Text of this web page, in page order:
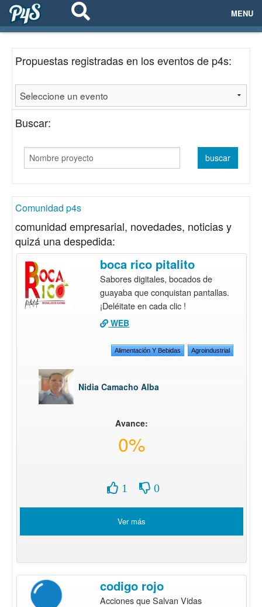
MENU
EVENTOS
EMPRESAS
PROYECTOS
NETWORKING
Propuestas registradas en los eventos de p4s:
Buscar:
Comunidad p4s
comunidad empresarial, novedades, noticias y
quizá una despedida:
boca rico pitalito
Sabores digitales, bocados de
guayaba que conquistan pantallas.
¡Deléitate en cada clic !
WEB
Alimentación Y Bebidas Agroindustrial
Nidia Camacho Alba
Avance:
0%
1 0
Ver más
codigo rojo
Acciones que Salvan Vidas